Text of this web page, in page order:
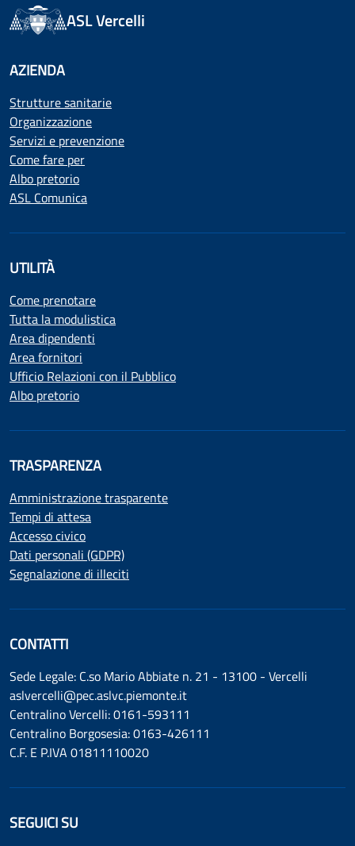
ASL Vercelli
AZIENDA
Strutture sanitarie
Organizzazione
Servizi e prevenzione
Come fare per
Albo pretorio
ASL Comunica
UTILITÀ
Come prenotare
Tutta la modulistica
Area dipendenti
Area fornitori
Ufficio Relazioni con il Pubblico
Albo pretorio
TRASPARENZA
Amministrazione trasparente
Tempi di attesa
Accesso civico
Dati personali (GDPR)
Segnalazione di illeciti
CONTATTI
Sede Legale: C.so Mario Abbiate n. 21 - 13100 - Vercelli
aslvercelli@pec.aslvc.piemonte.it
Centralino Vercelli: 0161-593111
Centralino Borgosesia: 0163-426111
C.F. E P.IVA 01811110020
SEGUICI SU